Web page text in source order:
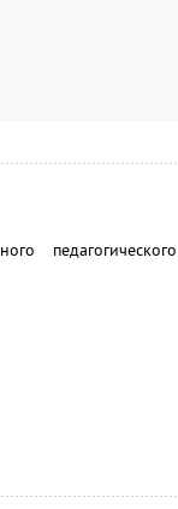
педагогического